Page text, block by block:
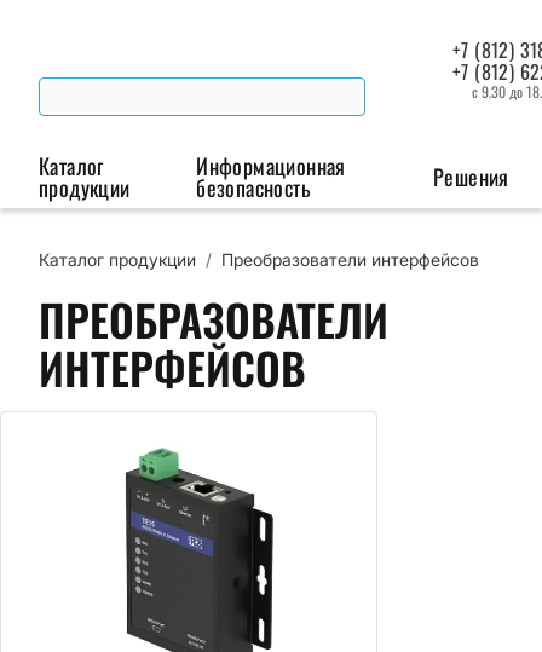
+7 (812)
+7 (812)
с 9.30 до
Каталог
продукции
Беспроводная связь
Модемы
Роутеры
Промышленные
Промышленная автоматизация
Преобразователи
интерфейсов
Информационная
безопасность Решения
Каталог продукции / Преобразователи интерфейсов
ПРЕОБРАЗОВАТЕЛИ
ИНТЕРФЕЙСОВ